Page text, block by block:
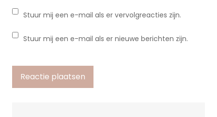
Stuur mij een e-mail als er vervolgreacties zijn.
Stuur mij een e-mail als er nieuwe berichten zijn.